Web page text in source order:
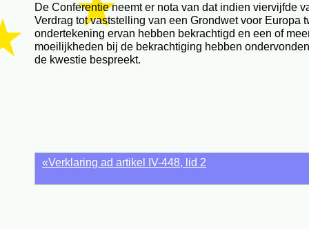
De Conferentie neemt er nota van dat indien viervijfde
Verdrag tot vaststelling van een Grondwet voor Europa
ondertekening ervan hebben bekrachtigd en een of
moeilijkheden bij de bekrachtiging hebben
de kwestie bespreekt.
«Verklaring ad artikel IV-448, lid 2